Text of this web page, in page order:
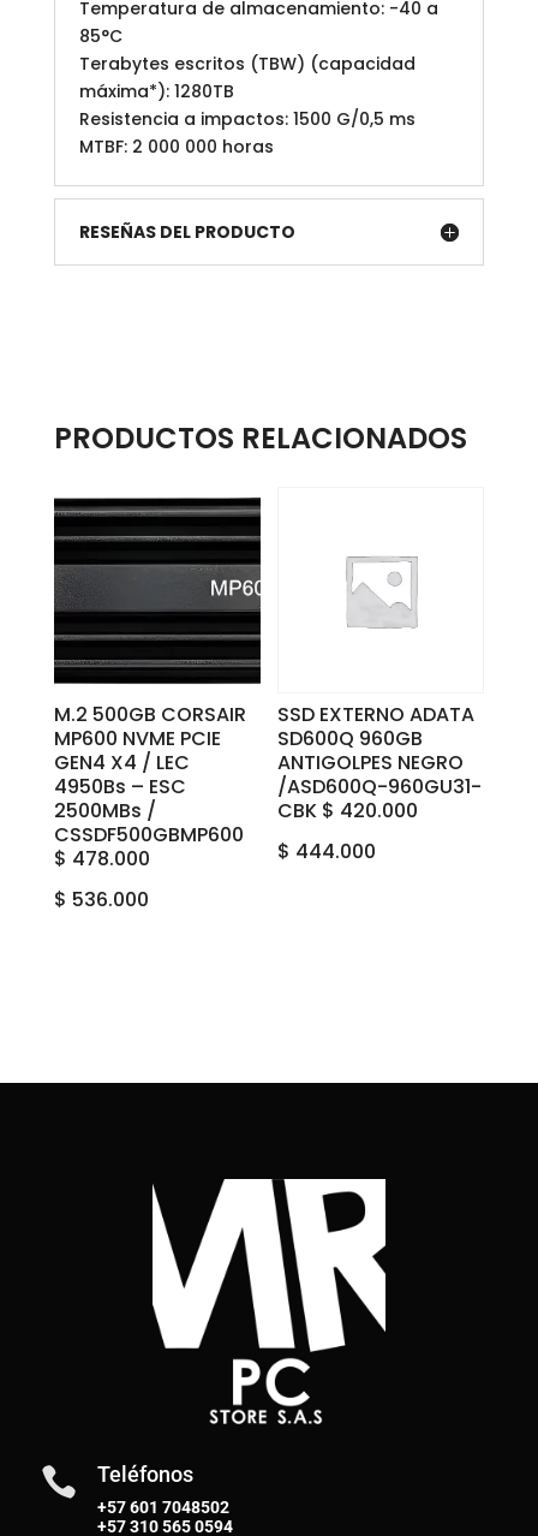
Temperatura de almacenamiento: -40 a
85°C
Terabytes escritos (TBW) (capacidad
máxima*): 1280TB
Resistencia a impactos: 1500 G/0,5 ms
MTBF: 2 000 000 horas
RESEÑAS DEL PRODUCTO
PRODUCTOS RELACIONADOS
M.2 500GB CORSAIR
MP600 NVME PCIE
GEN4 X4 / LEC
4950Bs – ESC
2500MBs /
CSSDF500GBMP600
$ 478.000
$ 536.000
SSD EXTERNO ADATA
SD600Q 960GB
ANTIGOLPES NEGRO
/ASD600Q-960GU31-
CBK $ 420.000
$ 444.000
 Teléfonos
+57 601 7048502
+57310 565 0594